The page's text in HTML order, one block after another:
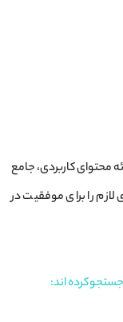
محتوای کاربردی، جامع
را برای موفقیت در
کرده اند: